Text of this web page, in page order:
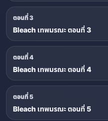
ตอนที่ 3
Bleach เทพมรณะ ตอนที่ 3
ตอนที่ 4
Bleach เทพมรณะ ตอนที่ 4
ตอนที่ 5
Bleach เทพมรณะ ตอนที่ 5